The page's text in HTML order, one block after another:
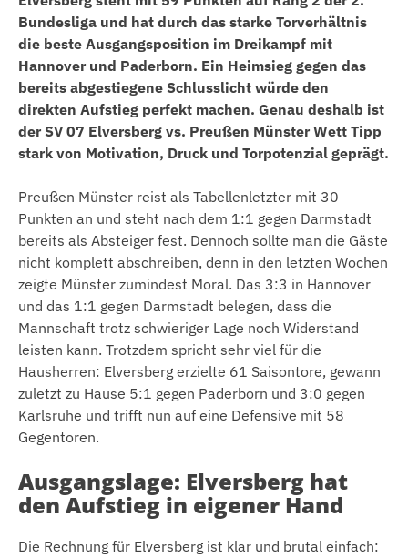
Bundesliga und hat durch das starke Torverhältnis
die beste Ausgangsposition im Dreikampf mit
Hannover und Paderborn. Ein Heimsieg gegen das
bereits abgestiegene Schlusslicht würde den
direkten Aufstieg perfekt machen. Genau deshalb ist
der SV 07 Elversberg vs. Preußen Münster Wett Tipp
stark von Motivation, Druck und Torpotenzial geprägt.
Preußen Münster reist als Tabellenletzter mit 30
Punkten an und steht nach dem 1:1 gegen Darmstadt
bereits als Absteiger fest. Dennoch sollte man die Gäste
nicht komplett abschreiben, denn in den letzten Wochen
zeigte Münster zumindest Moral. Das 3:3 in Hannover
und das 1:1 gegen Darmstadt belegen, dass die
Mannschaft trotz schwieriger Lage noch Widerstand
leisten kann. Trotzdem spricht sehr viel für die
Hausherren: Elversberg erzielte 61 Saisontore, gewann
zuletzt zu Hause 5:1 gegen Paderborn und 3:0 gegen
Karlsruhe und trifft nun auf eine Defensive mit 58
Gegentoren.
Ausgangslage: Elversberg hat
den Aufstieg in eigener Hand
Die Rechnung für Elversberg ist klar und brutal einfach: